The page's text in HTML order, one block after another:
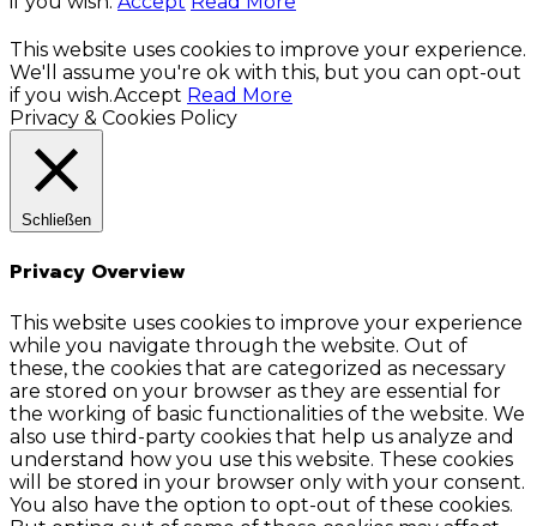
This website uses cookies to improve your experience.
We'll assume you're ok with this, but you can opt-out
if you wish.Accept Read More
Privacy & Cookies Policy
Schließen
Privacy Overview
This website uses cookies to improve your experience
while you navigate through the website. Out of
these, the cookies that are categorized as necessary
are stored on your browser as they are essential for
the working of basic functionalities of the website. We
also use third-party cookies that help us analyze and
understand how you use this website. These cookies
will be stored in your browser only with your consent.
You also have the option to opt-out of these cookies.